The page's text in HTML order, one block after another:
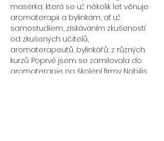
masérka, která se už několik let věnuje
aromaterapii a bylinkám, ať už
samostudiem, získáváním zkušeností
od zkušených učitelů,
aromaterapeutů, bylinkářů, z různých
kurzů. Poprvé jsem se zamilovala do
aromaterapie na školení firmy Nobilis